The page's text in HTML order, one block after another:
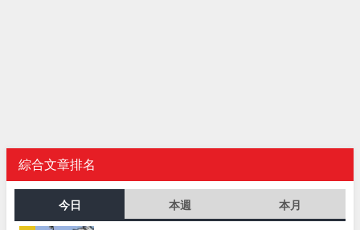
綜合文章排名
今日 本週 本月